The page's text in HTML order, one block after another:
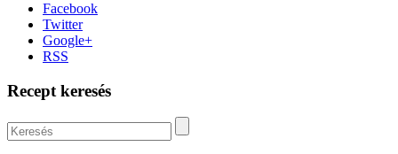
Facebook
Twitter
Google+
RSS
Recept keresés